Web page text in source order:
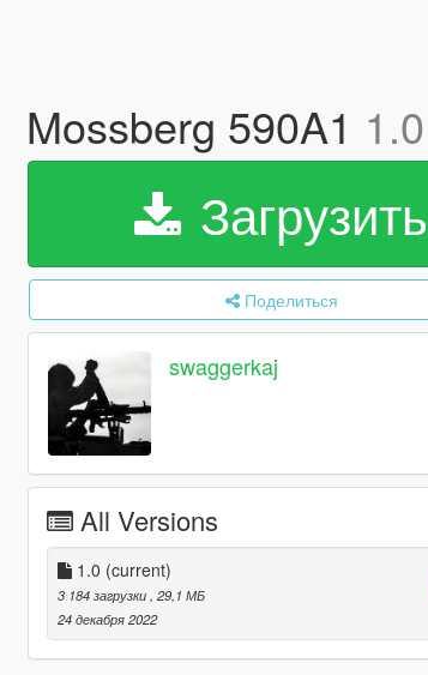
Mossberg 590A1 1.0
Загрузить
Поделиться
swaggerkaj
All Versions
1.0 (current)
3 184 загрузки , 29,1 МБ
24 декабря 2022